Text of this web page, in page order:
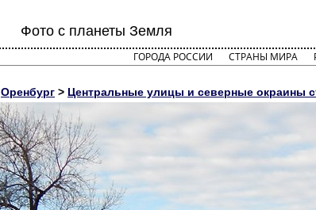
Фото с планеты Земля
ГОРОДА РОССИИ СТРАНЫ МИРА
Оренбург > Центральные улицы и северные окраины